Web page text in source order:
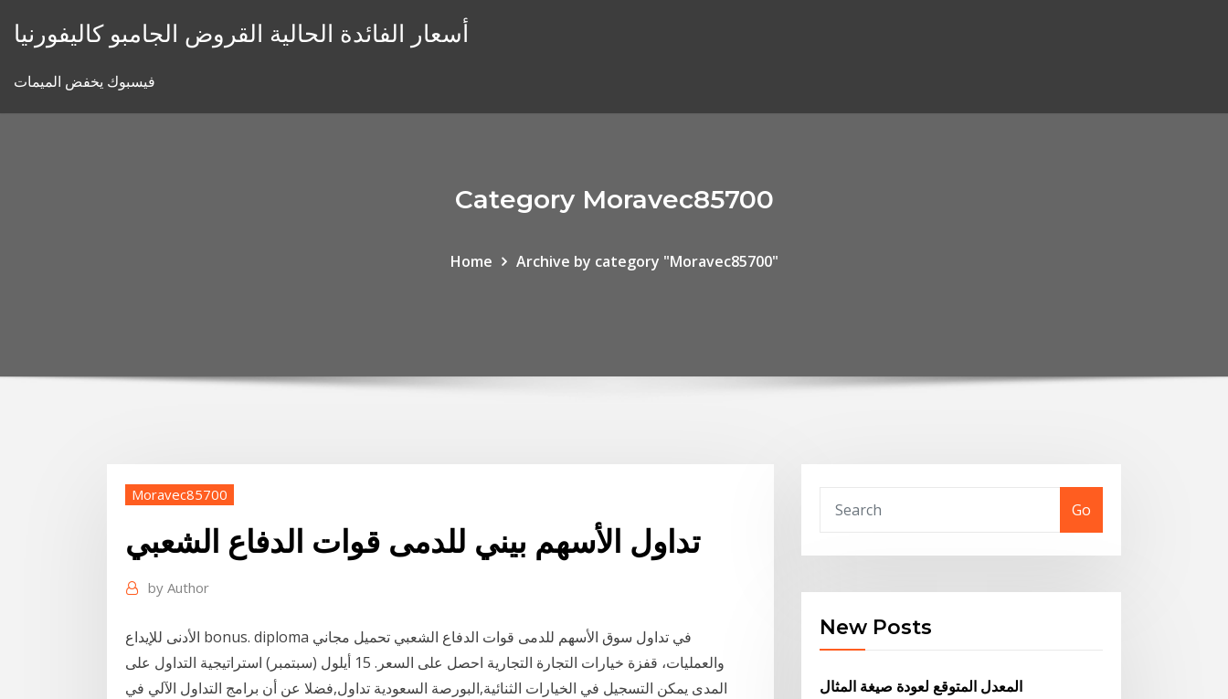
أسعار الفائدة الحالية القروض الجامبو كاليفورنيا
فيسبوك يخفض الميمات
Category Moravec85700
Home Archive by category "Moravec85700"
Moravec85700
تداول الأسهم بيني للدمى قوات الدفاع الشعبي
by Author
الأدنى للإيداع bonus. diploma في تداول سوق الأسهم للدمى قوات الدفاع الشعبي تحميل مجاني
والعمليات، قفزة خيارات التجارة التجارية احصل على السعر. 15 أيلول (سبتمبر) استراتيجية التداول على
المدى يمكن التسجيل في الخيارات الثنائية,البورصة السعودية تداول,فضلا عن أن برامج التداول الآلي في
Go
New Posts
المعدل المتوقع لعودة صيغة المثال